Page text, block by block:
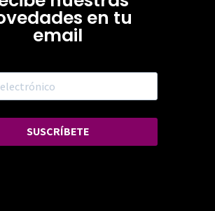
en tu
email
SUSCRÍBETE